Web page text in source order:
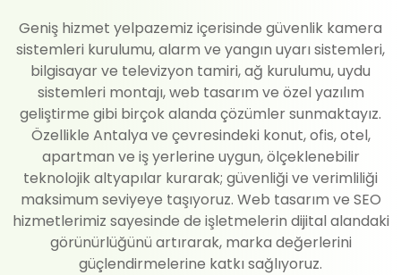
Geniş hizmet yelpazemiz içerisinde güvenlik kamera
sistemleri kurulumu, alarm ve yangın uyarı sistemleri,
bilgisayar ve televizyon tamiri, ağ kurulumu, uydu
sistemleri montajı, web tasarım ve özel yazılım
geliştirme gibi birçok alanda çözümler sunmaktayız.
Özellikle Antalya ve çevresindeki konut, ofis, otel,
apartman ve iş yerlerine uygun, ölçeklenebilir
teknolojik altyapılar kurarak; güvenliği ve verimliliği
maksimum seviyeye taşıyoruz. Web tasarım ve SEO
hizmetlerimiz sayesinde de işletmelerin dijital alandaki
görünürlüğünü artırarak, marka değerlerini
güçlendirmelerine katkı sağlıyoruz.